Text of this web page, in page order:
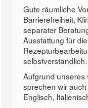
Gute räumliche
Barrierefreiheit,
separater
Ausstattung für
selbstverständlich.
Aufgrund unseres
sprechen wir
Englisch,